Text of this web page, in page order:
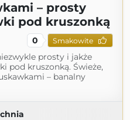
– prosty
pod kruszonką
0 Smakowite
prosty i jakże
pod kruszonką. Świeże,
– banalny